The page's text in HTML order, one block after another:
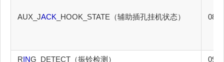
AUX_JACK _HOOK_STATE（辅助插孔挂机状态） 08h
RING_DETECT（振铃检测） 09h